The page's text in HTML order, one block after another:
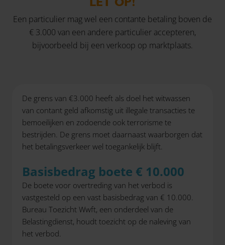
Een particulier mag wel een contante betaling boven de
€ 3.000 van een andere particulier accepteren,
bijvoorbeeld bij een verkoop op marktplaats.
De grens van €3.000 heeft als doel het witwassen
van contant geld afkomstig uit illegale transacties te
bemoeilijken en zodoende ook terrorisme te
bestrijden. De grens moet daarnaast waarborgen dat
het betalingsverkeer wel toegankelijk blijft.
Basisbedrag boete € 10.000
De boete voor overtreding van het verbod is
vastgesteld op een vast basisbedrag van € 10.000.
Bureau Toezicht Wwft, een onderdeel van de
Belastingdienst, houdt toezicht op de naleving van
het verbod.